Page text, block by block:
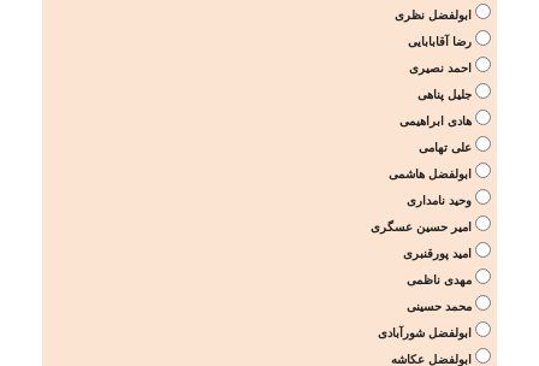
ابولفضل نظری
رضا آقابابایی
احمد نصیری
جلیل پناهی
هادی ابراهیمی
علی تهامی
ابولفضل هاشمی
وحید نامداری
امیر حسین عسگری
امید پورقنبری
مهدی ناظمی
محمد حسینی
ابولفضل شورآبادی
ابولفضل عکاشه